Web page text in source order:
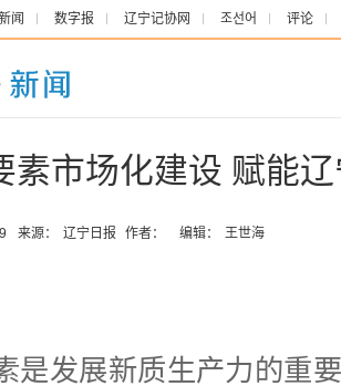
闻 数字报 辽宁记协网 조선어 评论
素市场化建设 赋能
来源： 辽宁日报 作者： 编辑： 王世海
发展新质生产力的重要